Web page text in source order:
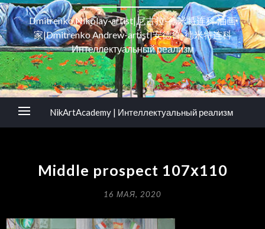
Dmitrenko Nikolay-artist|尼古拉-德米特连科 油画
家|Dmitrenko Andrew-artist|安德鲁-德米特连科
Интеллектуальный реализм
NikArtAcademy | Интеллектуальный реализм
Middle prospect 107х110
16 МАЯ, 2020